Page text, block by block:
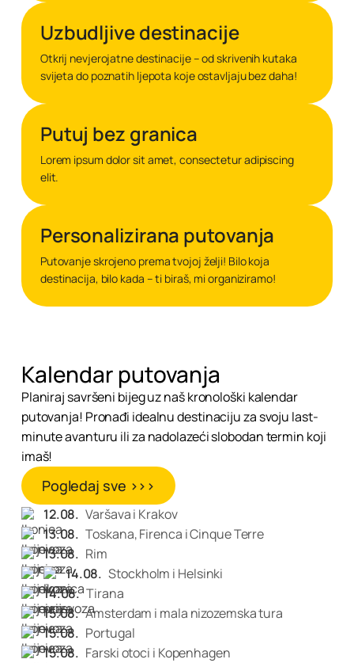
Uzbudljive destinacije
Otkrij nevjerojatne destinacije – od skrivenih kutaka
svijeta do poznatih ljepota koje ostavljaju bez daha!
Putuj bez granica
Lorem ipsum dolor sit amet, consectetur adipiscing
elit.
Personalizirana putovanja
Putovanje skrojeno prema tvojoj želji! Bilo koja
destinacija, bilo kada – ti biraš, mi organiziramo!
Kalendar putovanja
Planiraj savršeni bijeg uz naš kronološki kalendar
putovanja! Pronađi idealnu destinaciju za svoju last-
minute avanturu ili za nadolazeći slobodan termin koji
imaš!
Pogledaj sve >>>
12.08. Varšava i Krakov
13.08. Toskana, Firenca i Cinque Terre
13.08. Rim
14.08. Stockholm i Helsinki
14.08. Tirana
15.08. Amsterdam i mala nizozemska tura
15.08. Portugal
15.08. Farski otoci i Kopenhagen